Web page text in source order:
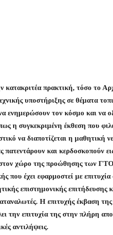
κατακριτέα πρακτική, τόσο το
υποστήριξης σε θέματα
ενημερώσουν τον κόσμο και να
η συγκεκριμένη έκθεση που
να διαποτίζεται η
πατεντάρουν και κερδοσκοπούν
χώρο της προώθησης των ΓΤΟ
που έχει εφαρμοστεί με
επιστημονικής επιτήδευσης
Η επιτυχής έκβαση
την επιτυχία της στην πλήρη
αντιλήψεις.